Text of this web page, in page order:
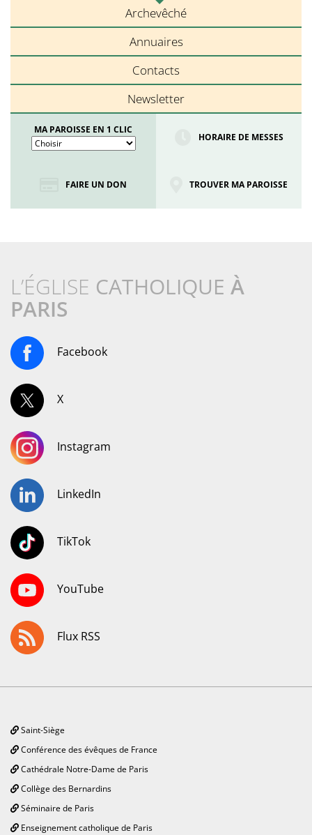
Archevêché
Annuaires
Contacts
Newsletter
MA PAROISSE EN 1 CLIC
HORAIRE DE MESSES
FAIRE UN DON TROUVER MA PAROISSE
L’ÉGLISE CATHOLIQUE À
PARIS
Facebook
X
Instagram
LinkedIn
TikTok
YouTube
Flux RSS
Saint-Siège
Conférence des évêques de France
Cathédrale Notre-Dame de Paris
Collège des Bernardins
Séminaire de Paris
Enseignement catholique de Paris